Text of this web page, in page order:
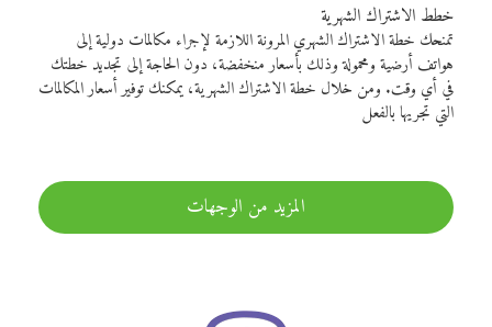
خطط الاشتراك الشهرية
تمنحك خطة الاشتراك الشهري المرونة اللازمة لإجراء مكالمات دولية إلى
هواتف أرضية ومحمولة وذلك بأسعار منخفضة، دون الحاجة إلى تجديد خطتك
في أي وقت. ومن خلال خطة الاشتراك الشهرية، يمكنك توفير أسعار المكالمات
التي تجريها بالفعل
المزيد من الوجهات